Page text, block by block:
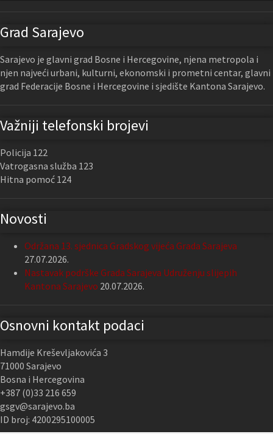
Grad Sarajevo
Sarajevo je glavni grad Bosne i Hercegovine, njena metropola i
njen najveći urbani, kulturni, ekonomski i prometni centar, glavni
grad Federacije Bosne i Hercegovine i sjedište Kantona Sarajevo.
Važniji telefonski brojevi
Policija 122
Vatrogasna služba 123
Hitna pomoć 124
Novosti
Održana 13. sjednica Gradskog vijeća Grada Sarajeva
27.07.2026.
Nastavak podrške Grada Sarajeva Udruženju slijepih
Kantona Sarajevo 20.07.2026.
Osnovni kontakt podaci
Hamdije Kreševljakovića 3
71000 Sarajevo
Bosna i Hercegovina
+387 (0)33 216 659
gsgv@sarajevo.ba
ID broj: 4200295100005